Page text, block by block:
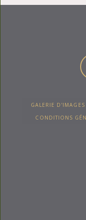
ALLER
CONTENU
GALERIE D'IMAGES
CONDITIONS